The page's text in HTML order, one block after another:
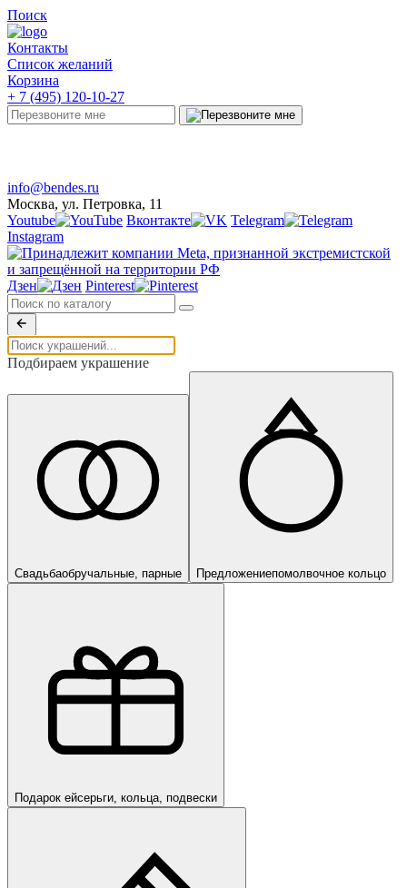
Поиск
Контакты
Список желаний
Корзина
+ 7 (495) 120-10-27
info@bendes.ru
Москва, ул. Петровка, 11
Youtube
Вконтакте
Telegram
Instagram
Дзен Pinterest
Подбираем украшение
Свадьбаобручальные, парные Предложениепомолвочное кольцо
Подарок ейсерьги, кольца, подвески